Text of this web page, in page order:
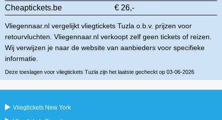
Cheaptickets.be
€ 26,-
Vliegennaar.nl vergelijkt vliegtickets Tuzla o.b.v. prijzen voor
retourvluchten. Vliegennaar.nl verkoopt zelf geen tickets of reizen.
Wij verwijzen je naar de website van aanbieders voor specifieke
informatie.
Deze toeslagen voor vliegtickets Tuzla zijn het laatste gecheckt op 03-06-2026
Vliegtickets New York